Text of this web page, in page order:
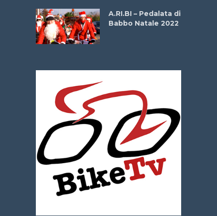
A.RI.BI – Pedalata di
Babbo Natale 2022